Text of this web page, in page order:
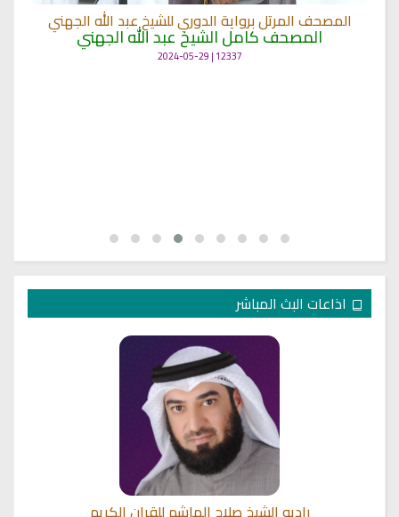
المصحف المرتل برواية الدوري للشيخ عبد الله الجهني
المصحف كامل الشيخ عبد الله الجهني
12337 | 2024-05-29
اذاعات البث المباشر
راديو الشيخ صلاح الهاشم للقران الكريم